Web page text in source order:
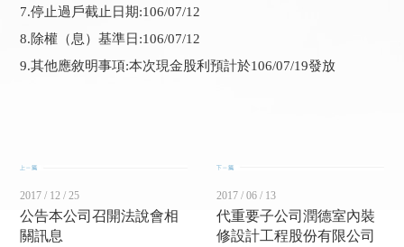
7.停止過戶截止日期:106/07/12
8.除權（息）基準日:106/07/12
9.其他應敘明事項:本次現金股利預計於106/07/19發放
2017 / 12 / 25
公告本公司召開法說會相
關訊息
2017 / 06 / 13
代重要子公司潤德室內裝
修設計工程股份有限公司